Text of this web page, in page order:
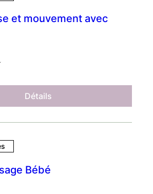
et mouvement avec
Détails
Bébé